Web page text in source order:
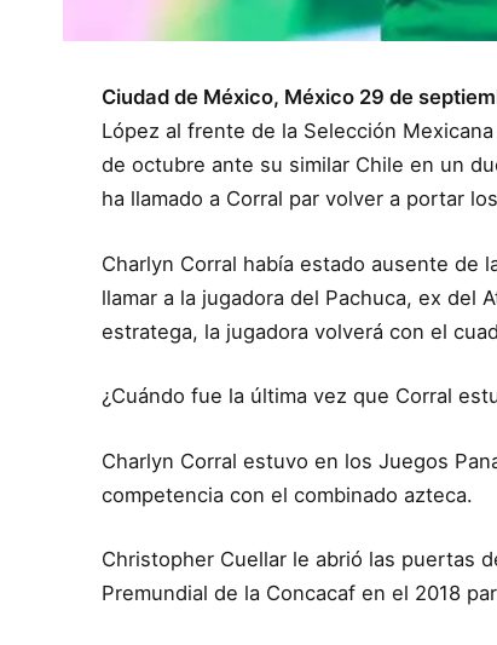
Ciudad de México, México 29 de
López al frente de la Selección
de octubre ante su similar Chile en un
ha llamado a Corral par volver a portar
Charlyn Corral había estado ausente de
llamar a la jugadora del Pachuca, ex del
estratega, la jugadora volverá con el
¿Cuándo fue la última vez que Corral
Charlyn Corral estuvo en los Juegos
competencia con el combinado azteca.
Christopher Cuellar le abrió las puertas
Premundial de la Concacaf en el 2018